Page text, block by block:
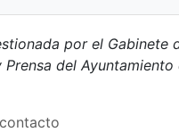
por el Gabinete
Prensa del Ayuntamiento